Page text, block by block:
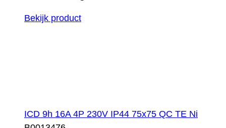
Bekijk product
ICD 9h 16A 4P 230V IP44 75x75 QC TE Ni